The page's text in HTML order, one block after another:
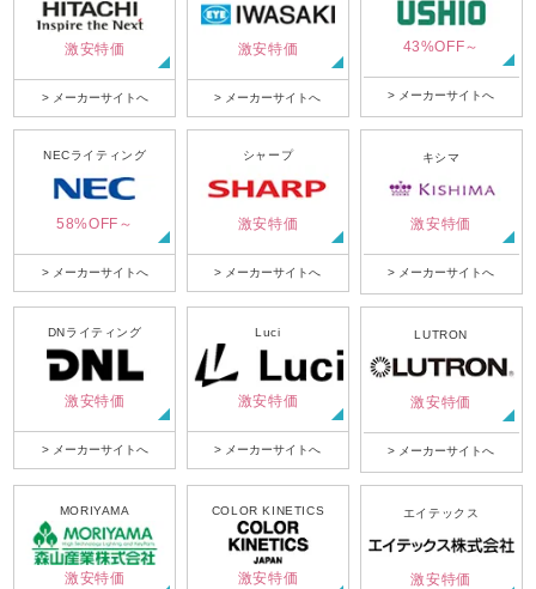
激安特価
> メーカーサイトへ
激安特価
> メーカーサイトへ
43%OFF～
> メーカーサイトへ
NECライティング
58%OFF～
> メーカーサイトへ
シャープ
激安特価
> メーカーサイトへ
キシマ
激安特価
> メーカーサイトへ
DNライティング
激安特価
> メーカーサイトへ
Luci
激安特価
> メーカーサイトへ
LUTRON
激安特価
> メーカーサイトへ
MORIYAMA
激安特価
COLOR KINETICS
激安特価
エイテックス
激安特価